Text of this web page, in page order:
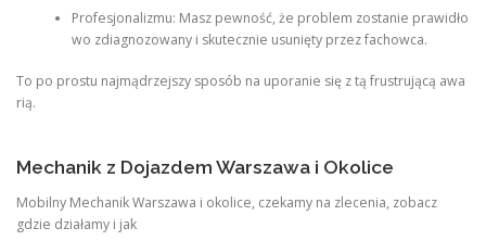
Profesjonalizmu: Masz pewność, że problem zostanie prawidło
wo zdiagnozowany i skutecznie usunięty przez fachowca.
To po prostu najmądrzejszy sposób na uporanie się z tą frustrującą awa
rią.
Mechanik z Dojazdem Warszawa i Okolice
Mobilny Mechanik Warszawa i okolice, czekamy na zlecenia, zobacz
gdzie działamy i jak